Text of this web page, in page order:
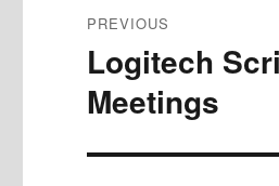
navigation
PREVIOUS
Previous
post:
Logitech
Meetings